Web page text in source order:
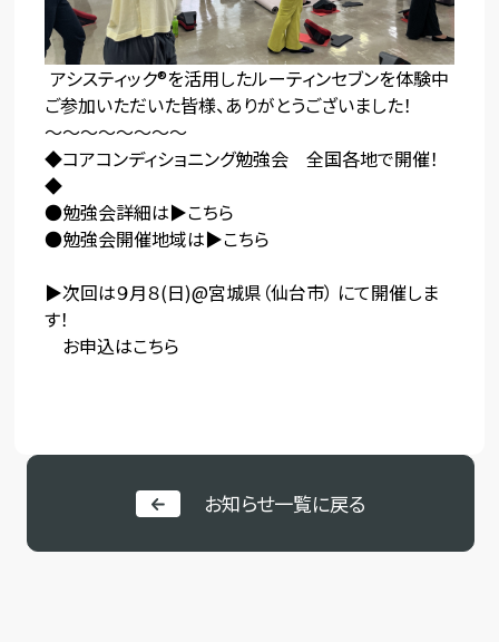
アシスティック®を活用したルーティンセブンを体験中
ご参加いただいた皆様、ありがとうございました！
〜〜〜〜〜〜〜〜
◆コアコンディショニング勉強会 全国各地で開催！
◆
●勉強会詳細は▶こちら
●勉強会開催地域は▶こちら
▶次回は９月８(日)@宮城県（仙台市） にて開催しま
す！
お申込はこちら
お知らせ一覧に戻る